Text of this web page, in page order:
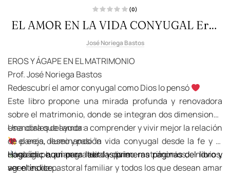
a
a
o
c
n
0
d
e
(0)
EL AMOR EN LA VIDA CONYUGAL Eros
Y Agape
José Noriega Bastos
EROS Y ÁGAPE EN EL MATRIMONIO
Prof. José Noriega Bastos
Redescubrí el amor conyugal como Dios lo pensó
Este libro propone una mirada profunda y renovadora
sobre el matrimonio, donde se integran dos dimensiones
esenciales del amor:
el eros, deseo y pasión
el ágape, amor gratuito y divino
Una obra que ayuda a comprender y vivir mejor la relación
de pareja, iluminando la vida conyugal desde la fe y el
corazón humano. Ideal para matrimonios, novios,
agentes de pastoral familiar y todos los que desean amar
Haga clic aquí para leer las primeras páginas del libro y
ver el índice.